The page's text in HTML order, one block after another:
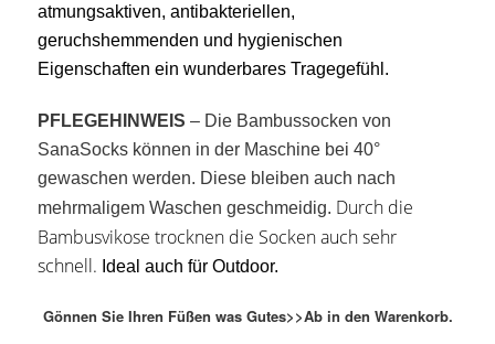
atmungsaktiven, antibakteriellen,
geruchshemmenden und hygienischen
Eigenschaften ein wunderbares Tragegefühl.
PFLEGEHINWEIS – Die Bambussocken von
SanaSocks können in der Maschine bei 40°
gewaschen werden. Diese bleiben auch nach
mehrmaligem Waschen geschmeidig. Durch die
Bambusvikose trocknen die Socken auch sehr
schnell. Ideal auch für Outdoor.
Gönnen Sie Ihren Füßen was Gutes>>Ab in den Warenkorb.